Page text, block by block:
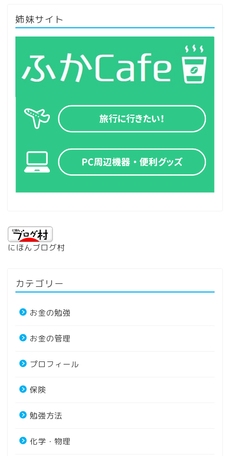
姉妹サイト
にほんブログ村
カテゴリー
お金の勉強
お金の管理
プロフィール
保険
勉強方法
化学・物理